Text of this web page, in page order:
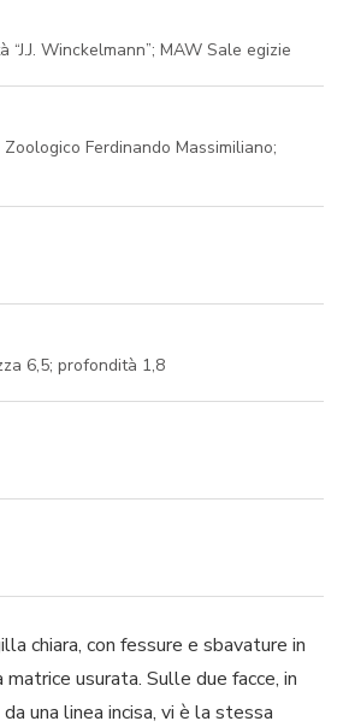
Winckelmann”; MAW Sale egizie
Ferdinando Massimiliano;
6,5; profondità 1,8
chiara, con fessure e sbavature in
usurata. Sulle due facce, in
una linea incisa, vi è la stessa